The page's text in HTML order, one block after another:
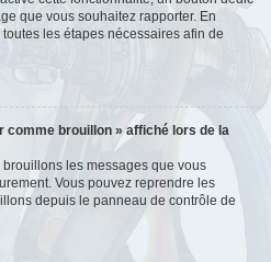
que vous souhaitez rapporter. En
les étapes nécessaires afin de
comme brouillon » affiché lors de la
brouillons les messages que vous
Vous pouvez reprendre les
depuis le panneau de contrôle de